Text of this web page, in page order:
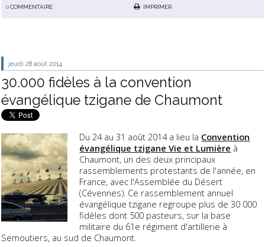
0COMMENTAIRE IMPRIMER
jeudi 28 août 2014
30.000 fidèles à la convention
évangélique tzigane de Chaumont
Du 24 au 31 août 2014 a lieu la Convention
évangélique tzigane Vie et Lumière à
Chaumont, un des deux principaux
rassemblements protestants de l'année, en
France, avec l'Assemblée du Désert
(Cévennes). Ce rassemblement annuel
évangélique tzigane regroupe plus de 30 000
fidèles dont 500 pasteurs, sur la base
militaire du 61e régiment d'artillerie à
Semoutiers, au sud de Chaumont.